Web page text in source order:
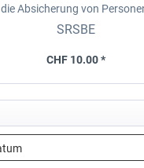
die Absicherung von
SRSBE
CHF 10.00 *